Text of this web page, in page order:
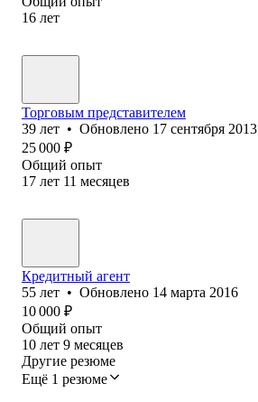
16 лет
Торговым представителем
39 лет • Обновлено 17 сентября 2013
25 000 ₽
Общий опыт
17 лет 11 месяцев
Кредитный агент
55 лет • Обновлено 14 марта 2016
10 000 ₽
Общий опыт
10 лет 9 месяцев
Другие резюме
Ещё 1 резюме